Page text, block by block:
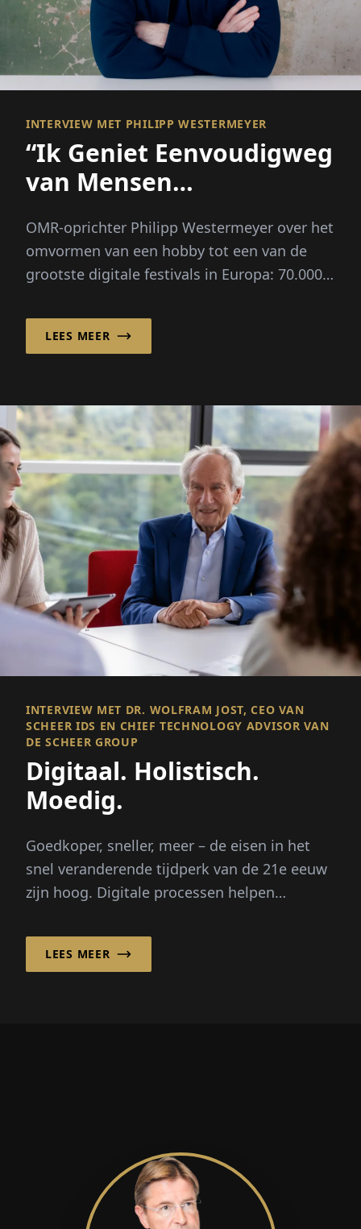
INTERVIEW MET PHILIPP WESTERMEYER
“Ik Geniet Eenvoudigweg
van Mensen
OMR-oprichter Philipp Westermeyer over het
omvormen van een hobby tot een van de
grootste digitale festivals in Europa: 70.000
plan.
LEES MEER
INTERVIEW MET DR. WOLFRAM JOST, CEO VAN
SCHEER IDS EN CHIEF TECHNOLOGY ADVISOR VAN
DE SCHEER GROUP
Digitaal. Holistisch.
Moedig.
Goedkoper, sneller, meer – de eisen in het
snel veranderende tijdperk van de 21e eeuw
zijn hoog. Digitale processen helpen
LEES MEER